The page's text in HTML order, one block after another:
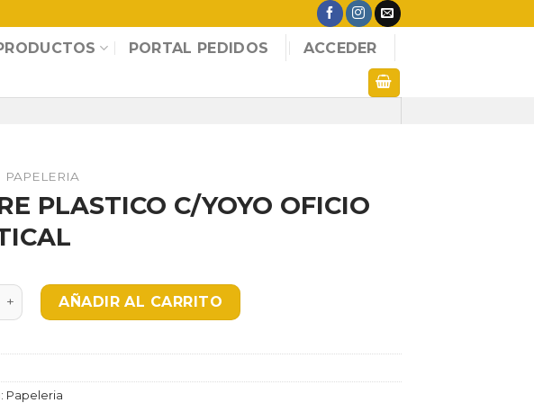
PORTAL PEDIDOS ACCEDER
PAPELERIA
PLASTICO C/YOYO OFICIO
C/YOYO OFICIO VERTICAL cantidad
AÑADIR AL CARRITO
Papeleria